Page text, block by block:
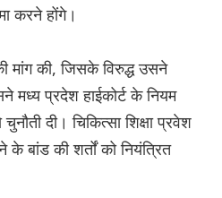
करने होंगे।
मांग की, जिसके विरुद्ध उसने
मध्य प्रदेश हाईकोर्ट के नियम
दी। चिकित्सा शिक्षा प्रवेश
बांड की शर्तों को नियंत्रित